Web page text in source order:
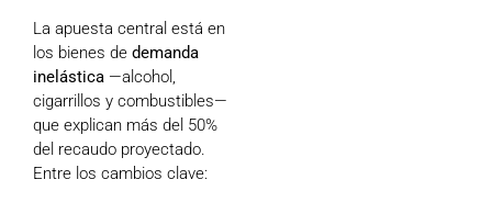
La apuesta central está en
los bienes de demanda
inelástica —alcohol,
cigarrillos y combustibles—
que explican más del 50%
del recaudo proyectado.
Entre los cambios clave: